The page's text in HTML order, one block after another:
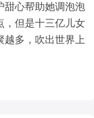
甜心帮助她调泡泡
，但是十三亿儿女
越多，吹出世界上